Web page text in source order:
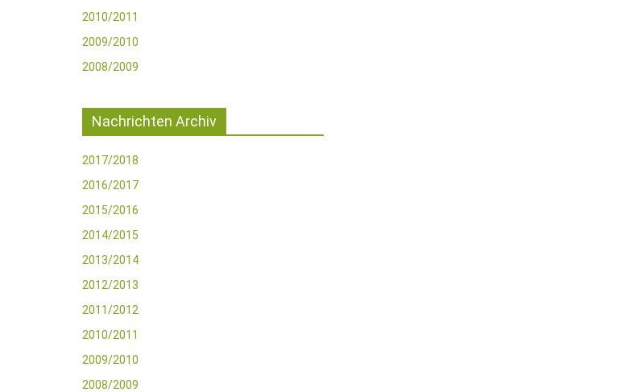
2010/2011
2009/2010
2008/2009
Nachrichten Archiv
2017/2018
2016/2017
2015/2016
2014/2015
2013/2014
2012/2013
2011/2012
2010/2011
2009/2010
2008/2009